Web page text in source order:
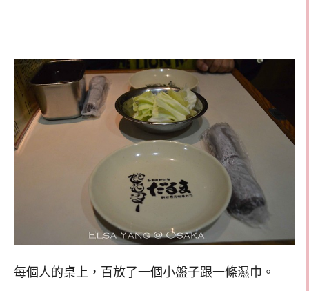
每個人的桌上，百放了一個小盤子跟一條濕巾。